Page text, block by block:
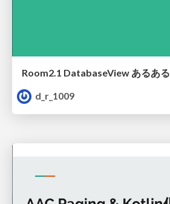
Room2.1 DatabaseView あるある
d_r_1009